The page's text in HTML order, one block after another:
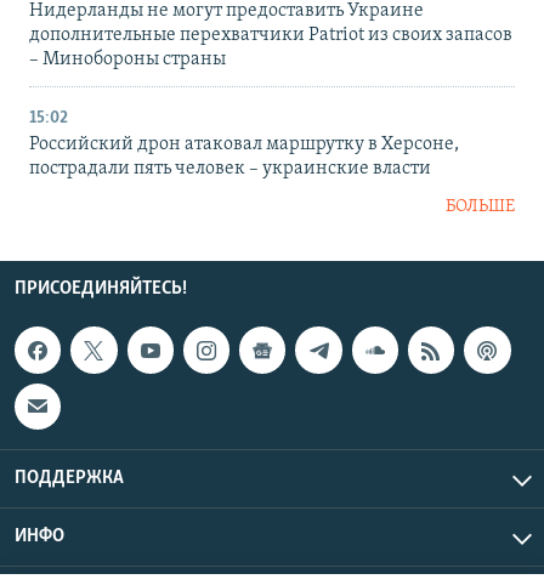
Нидерланды не могут предоставить Украине
дополнительные перехватчики Patriot из своих запасов
– Минобороны страны
15:02
Российский дрон атаковал маршрутку в Херсоне,
пострадали пять человек – украинские власти
БОЛЬШЕ
ПРИСОЕДИНЯЙТЕСЬ!
ПОДДЕРЖКА
ИНФО